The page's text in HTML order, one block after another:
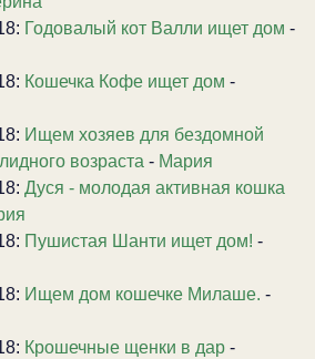
Годовалый кот Валли ищет дом -
Кошечка Кофе ищет дом -
Ищем хозяев для бездомной
возраста - Мария
Дуся - молодая активная кошка
Пушистая Шанти ищет дом! -
Ищем дом кошечке Милаше. -
Крошечные щенки в дар -